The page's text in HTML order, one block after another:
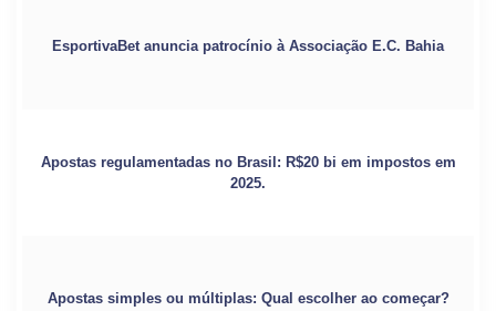
EsportivaBet anuncia patrocínio à Associação E.C. Bahia
Apostas regulamentadas no Brasil: R$20 bi em impostos em
2025.
Apostas simples ou múltiplas: Qual escolher ao começar?